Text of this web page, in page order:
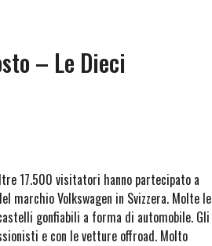
– Le Dieci
17.500 visitatori hanno partecipato a
marchio Volkswagen in Svizzera. Molte le
gonfiabili a forma di automobile. Gli
e con le vetture offroad. Molto